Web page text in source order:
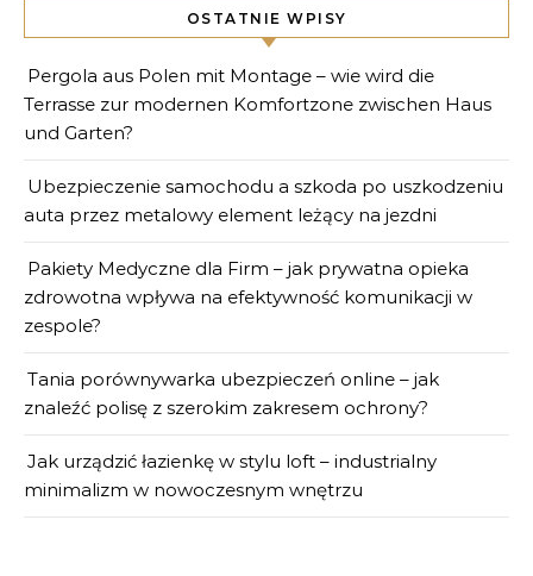
OSTATNIE WPISY
Pergola aus Polen mit Montage – wie wird die
Terrasse zur modernen Komfortzone zwischen Haus
und Garten?
Ubezpieczenie samochodu a szkoda po uszkodzeniu
auta przez metalowy element leżący na jezdni
Pakiety Medyczne dla Firm – jak prywatna opieka
zdrowotna wpływa na efektywność komunikacji w
zespole?
Tania porównywarka ubezpieczeń online – jak
znaleźć polisę z szerokim zakresem ochrony?
Jak urządzić łazienkę w stylu loft – industrialny
minimalizm w nowoczesnym wnętrzu